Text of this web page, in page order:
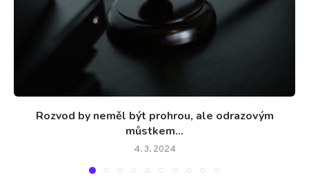
Rozvod by neměl být prohrou, ale odrazovým
můstkem...
4. 3. 2024